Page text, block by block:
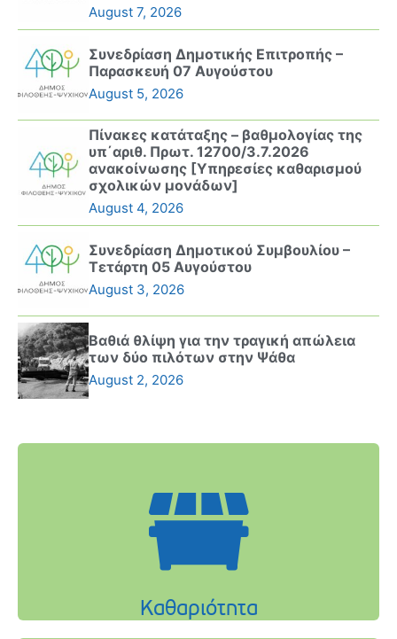
August 7, 2026
Συνεδρίαση Δημοτικής Επιτροπής –
Παρασκευή 07 Αυγούστου
August 5, 2026
Πίνακες κατάταξης – βαθμολογίας της
υπ΄αριθ. Πρωτ. 12700/3.7.2026
ανακοίνωσης [Υπηρεσίες καθαρισμού
σχολικών μονάδων]
August 4, 2026
Συνεδρίαση Δημοτικού Συμβουλίου –
Τετάρτη 05 Αυγούστου
August 3, 2026
Βαθιά θλίψη για την τραγική απώλεια
των δύο πιλότων στην Ψάθα
August 2, 2026